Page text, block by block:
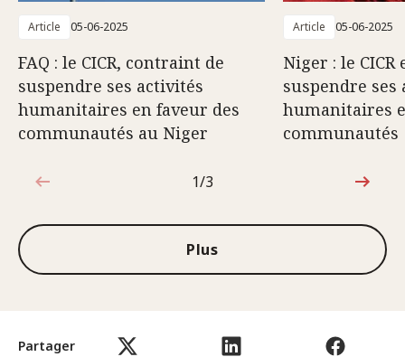
Partager
Article 05-06-2025
FAQ : le CICR, contraint de
suspendre ses activités
humanitaires en faveur des
communautés au Niger
Article 05-06-2025
Niger : le
suspendre ses
humanitaires
communautés
1sur3
1/3
Plus